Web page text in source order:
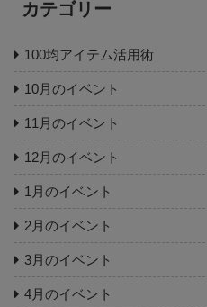
カテゴリー
100均アイテム活用術
10月のイベント
11月のイベント
12月のイベント
1月のイベント
2月のイベント
3月のイベント
4月のイベント